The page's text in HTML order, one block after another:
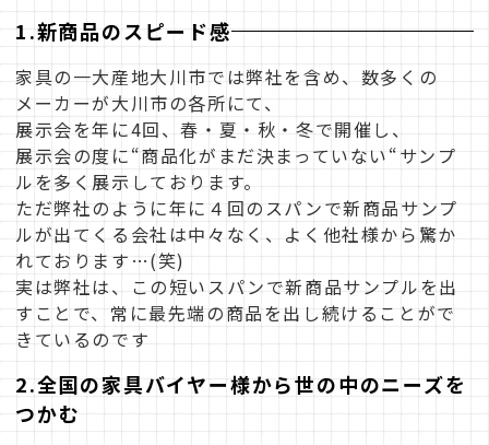
1.新商品のスピード感
家具の一大産地大川市では弊社を含め、数多くの
メーカーが大川市の各所にて、
展示会を年に4回、春・夏・秋・冬で開催し、
展示会の度に“商品化がまだ決まっていない“サンプ
ルを多く展示しております。
ただ弊社のように年に４回のスパンで新商品サンプ
ルが出てくる会社は中々なく、よく他社様から驚か
れております…(笑)
実は弊社は、この短いスパンで新商品サンプルを出
すことで、常に最先端の商品を出し続けることがで
きているのです
2.全国の家具バイヤー様から世の中のニーズを
つかむ